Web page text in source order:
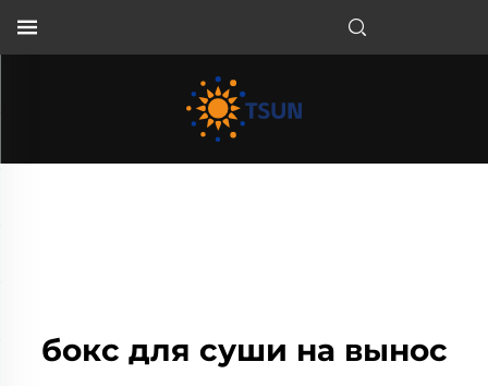
бокс для суши на вынос